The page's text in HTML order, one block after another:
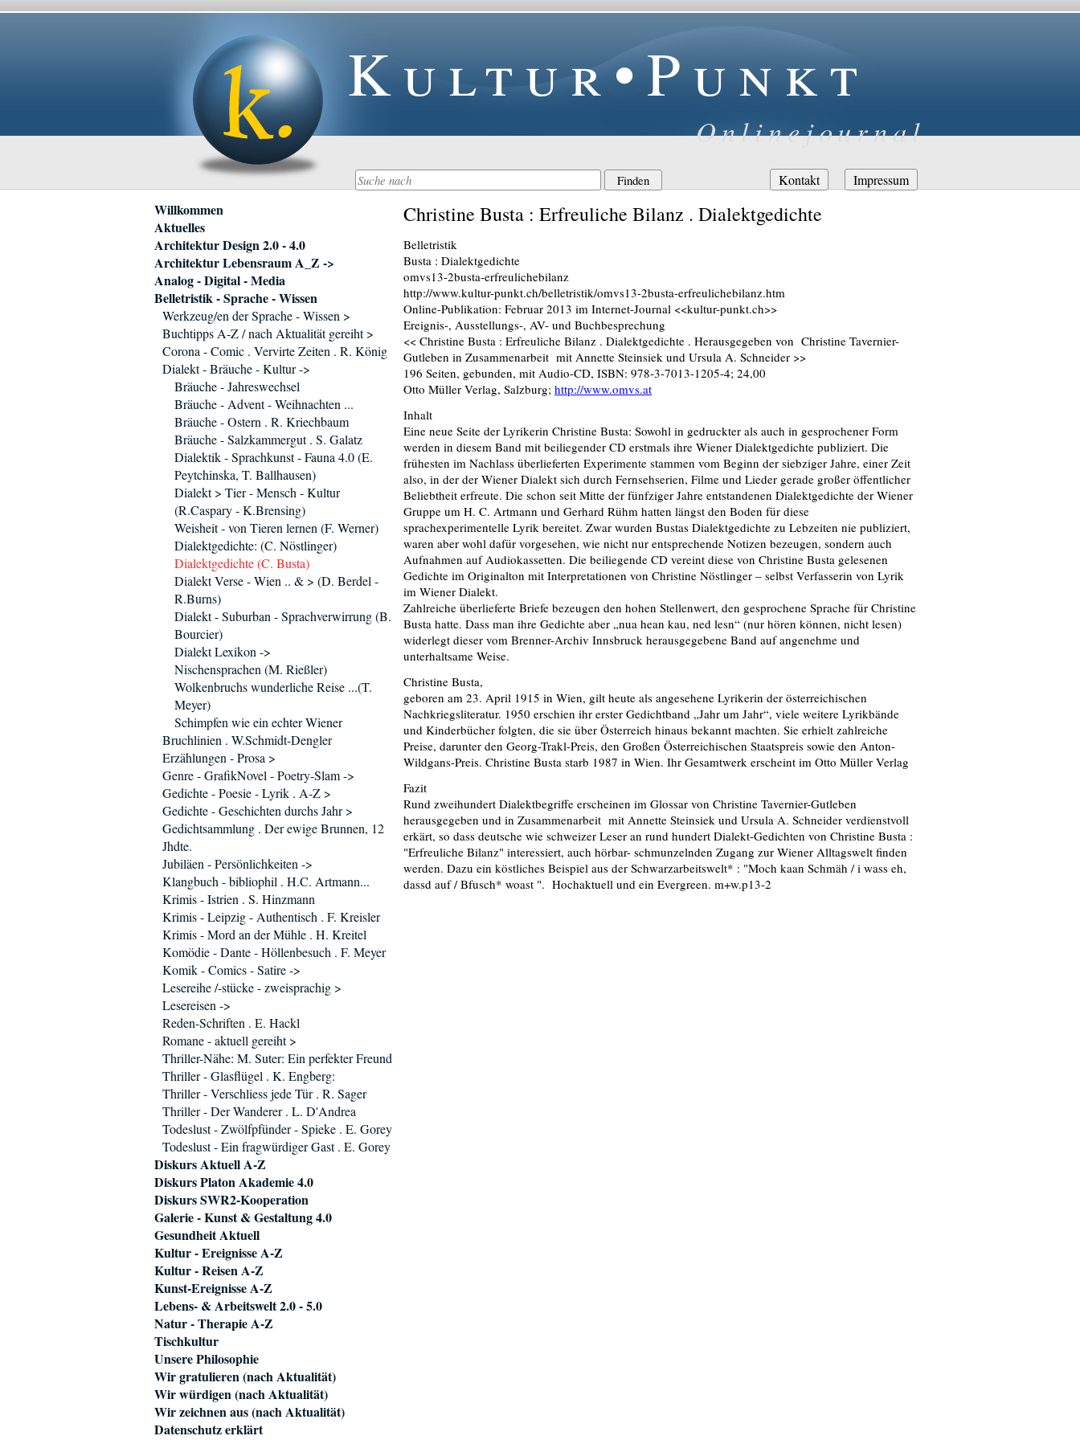
Kultur•Punkt
Onlinejournal
Navigation
überspringen
Kontakt Impressum
Christine Busta : Erfreuliche Bilanz . Dialektgedichte
Belletristik
Busta : Dialektgedichte
omvs13-2busta-erfreulichebilanz
http://www.kultur-punkt.ch/belletristik/omvs13-2busta-erfreulichebilanz.htm
Online-Publikation: Februar 2013 im Internet-Journal <<kultur-punkt.ch>>
Ereignis-, Ausstellungs-, AV- und Buchbesprechung
<< Christine Busta : Erfreuliche Bilanz . Dialektgedichte . Herausgegeben von Christine Tavernier-
Gutleben in Zusammenarbeit mit Annette Steinsiek und Ursula A. Schneider >>
196 Seiten, gebunden, mit Audio-CD, ISBN: 978-3-7013-1205-4; 24,00
Otto Müller Verlag, Salzburg; http://www.omvs.at
Inhalt
Eine neue Seite der Lyrikerin Christine Busta: Sowohl in gedruckter als auch in gesprochener Form
werden in diesem Band mit beiliegender CD erstmals ihre Wiener Dialektgedichte publiziert. Die
frühesten im Nachlass überlieferten Experimente stammen vom Beginn der siebziger Jahre, einer Zeit
also, in der der Wiener Dialekt sich durch Fernsehserien, Filme und Lieder gerade großer öffentlicher
Beliebtheit erfreute. Die schon seit Mitte der fünfziger Jahre entstandenen Dialektgedichte der Wiener
Gruppe um H. C. Artmann und Gerhard Rühm hatten längst den Boden für diese
sprachexperimentelle Lyrik bereitet. Zwar wurden Bustas Dialektgedichte zu Lebzeiten nie publiziert,
waren aber wohl dafür vorgesehen, wie nicht nur entsprechende Notizen bezeugen, sondern auch
Aufnahmen auf Audiokassetten. Die beiliegende CD vereint diese von Christine Busta gelesenen
Gedichte im Originalton mit Interpretationen von Christine Nöstlinger – selbst Verfasserin von Lyrik
im Wiener Dialekt.
Zahlreiche überlieferte Briefe bezeugen den hohen Stellenwert, den gesprochene Sprache für Christine
Busta hatte. Dass man ihre Gedichte aber „nua hean kau, ned lesn“ (nur hören können, nicht lesen)
widerlegt dieser vom Brenner-Archiv Innsbruck herausgegebene Band auf angenehme und
unterhaltsame Weise.
Christine Busta,
geboren am 23. April 1915 in Wien, gilt heute als angesehene Lyrikerin der österreichischen
Nachkriegsliteratur. 1950 erschien ihr erster Gedichtband „Jahr um Jahr“, viele weitere Lyrikbände
und Kinderbücher folgten, die sie über Österreich hinaus bekannt machten. Sie erhielt zahlreiche
Preise, darunter den Georg-Trakl-Preis, den Großen Österreichischen Staatspreis sowie den Anton-
Wildgans-Preis. Christine Busta starb 1987 in Wien. Ihr Gesamtwerk erscheint im Otto Müller Verlag
Fazit
Rund zweihundert Dialektbegriffe erscheinen im Glossar von Christine Tavernier-Gutleben
herausgegeben und in Zusammenarbeit mit Annette Steinsiek und Ursula A. Schneider verdienstvoll
erkärt, so dass deutsche wie schweizer Leser an rund hundert Dialekt-Gedichten von Christine Busta :
"Erfreuliche Bilanz" interessiert, auch hörbar- schmunzelnden Zugang zur Wiener Alltagswelt finden
werden. Dazu ein köstliches Beispiel aus der Schwarzarbeitswelt* : "Moch kaan Schmäh / i wass eh,
dassd auf / Bfusch* woast ". Hochaktuell und ein Evergreen. m+w.p13-2
Navigation
überspringen
Willkommen
Aktuelles
Architektur Design 2.0 - 4.0
Architektur Lebensraum A_Z ->
Analog - Digital - Media
Belletristik - Sprache - Wissen
Werkzeug/en der Sprache - Wissen >
Buchtipps A-Z / nach Aktualität gereiht >
Corona - Comic . Vervirte Zeiten . R. König
Dialekt - Bräuche - Kultur ->
Bräuche - Jahreswechsel
Bräuche - Advent - Weihnachten ...
Bräuche - Ostern . R. Kriechbaum
Bräuche - Salzkammergut . S. Galatz
Dialektik - Sprachkunst - Fauna 4.0 (E.
Peytchinska, T. Ballhausen)
Dialekt > Tier - Mensch - Kultur
(R.Caspary - K.Brensing)
Weisheit - von Tieren lernen (F. Werner)
Dialektgedichte: (C. Nöstlinger)
Dialektgedichte (C. Busta)
Dialekt Verse - Wien .. & > (D. Berdel -
R.Burns)
Dialekt - Suburban - Sprachverwirrung (B.
Bourcier)
Dialekt Lexikon ->
Nischensprachen (M. Rießler)
Wolkenbruchs wunderliche Reise ...(T.
Meyer)
Schimpfen wie ein echter Wiener
Bruchlinien . W.Schmidt-Dengler
Erzählungen - Prosa >
Genre - GrafikNovel - Poetry-Slam ->
Gedichte - Poesie - Lyrik . A-Z >
Gedichte - Geschichten durchs Jahr >
Gedichtsammlung . Der ewige Brunnen, 12
Jhdte.
Jubiläen - Persönlichkeiten ->
Klangbuch - bibliophil . H.C. Artmann...
Krimis - Istrien . S. Hinzmann
Krimis - Leipzig - Authentisch . F. Kreisler
Krimis - Mord an der Mühle . H. Kreitel
Komödie - Dante - Höllenbesuch . F. Meyer
Komik - Comics - Satire ->
Lesereihe /-stücke - zweisprachig >
Lesereisen ->
Reden-Schriften . E. Hackl
Romane - aktuell gereiht >
Thriller-Nähe: M. Suter: Ein perfekter Freund
Thriller - Glasflügel . K. Engberg:
Thriller - Verschliess jede Tür . R. Sager
Thriller - Der Wanderer . L. D'Andrea
Todeslust - Zwölfpfünder - Spieke . E. Gorey
Todeslust - Ein fragwürdiger Gast . E. Gorey
Diskurs Aktuell A-Z
Diskurs Platon Akademie 4.0
Diskurs SWR2-Kooperation
Galerie - Kunst & Gestaltung 4.0
Gesundheit Aktuell
Kultur - Ereignisse A-Z
Kultur - Reisen A-Z
Kunst-Ereignisse A-Z
Lebens- & Arbeitswelt 2.0 - 5.0
Natur - Therapie A-Z
Tischkultur
Unsere Philosophie
Wir gratulieren (nach Aktualität)
Wir würdigen (nach Aktualität)
Wir zeichnen aus (nach Aktualität)
Datenschutz erklärt